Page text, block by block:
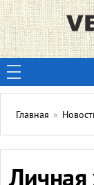
Главная »